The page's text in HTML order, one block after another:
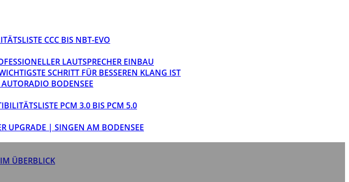
CCC BIS NBT-EVO
LAUTSPRECHER EINBAU
SCHRITT FÜR BESSEREN KLANG IST
BODENSEE
PCM 3.0 BIS PCM 5.0
UPGRADE | SINGEN AM BODENSEE
ÜBERBLICK